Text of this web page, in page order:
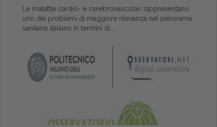
Le malattie cardio- e cerebrovascolari rappresentano
uno dei problemi di maggiore rilevanza nel panorama
sanitario italiano in termini di...